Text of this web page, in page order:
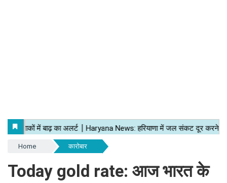
Home कारोबार
Today gold rate: आज भारत के